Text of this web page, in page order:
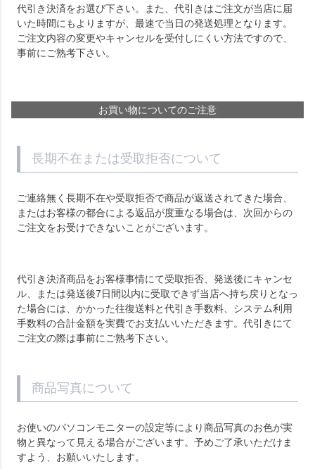
代引き決済をお選び下さい。また、代引きはご注文が当店に届
いた時間にもよりますが、最速で当日の発送処理となります。
ご注文内容の変更やキャンセルを受付しにくい方法ですので、
事前にご熟考下さい。
お買い物についてのご注意
長期不在または受取拒否について
ご連絡無く長期不在や受取拒否で商品が返送されてきた場合、
またはお客様の都合による返品が度重なる場合は、次回からの
ご注文をお受けできないことがございます。
代引き決済商品をお客様事情にて受取拒否、発送後にキャンセ
ル、または発送後7日間以内に受取できず当店へ持ち戻りとなっ
た場合には、かかった往復送料と代引き手数料、システム利用
手数料の合計金額を実費でお支払いいただきます。代引きにて
ご注文の際は事前にご熟考下さい。
商品写真について
お使いのパソコンモニターの設定等により商品写真のお色が実
物と異なって見える場合がございます。予めご了承いただけま
すよう、お願いいたします。